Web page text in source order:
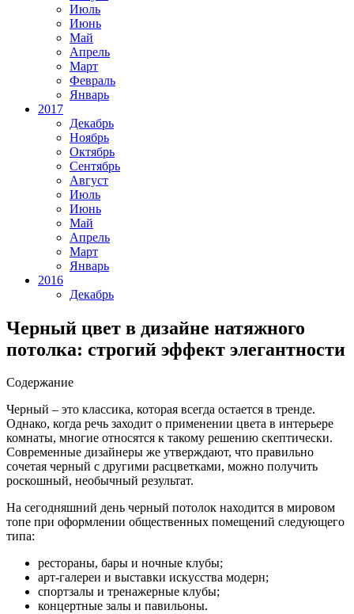
Июль
Июнь
Май
Апрель
Март
Февраль
Январь
2017
Декабрь
Ноябрь
Октябрь
Сентябрь
Август
Июль
Июнь
Май
Апрель
Март
Январь
2016
Декабрь
Черный цвет в дизайне натяжного
потолка: строгий эффект элегантности
Содержание
Черный – это классика, которая всегда остается в тренде.
Однако, когда речь заходит о применении цвета в интерьере
комнаты, многие относятся к такому решению скептически.
Современные дизайнеры же утверждают, что правильно
сочетая черный с другими расцветками, можно получить
роскошный, необычный результат.
На сегодняшний день черный потолок находится в мировом
топе при оформлении общественных помещений следующего
типа:
рестораны, бары и ночные клубы;
арт-галереи и выставки искусства модерн;
спортзалы и тренажерные клубы;
концертные залы и павильоны.